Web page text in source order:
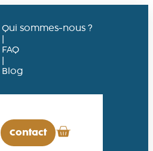
Qui sommes-nous ?
|
FAQ
|
Blog
Contact